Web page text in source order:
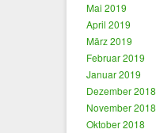
Mai 2019
April 2019
März 2019
Februar 2019
Januar 2019
Dezember 2018
November 2018
Oktober 2018